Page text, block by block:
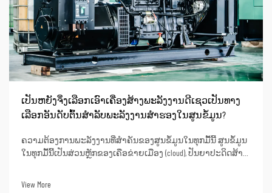
ເປັນຫຍັງຈຶ່ງເລືອກເອົາເຄື່ອງສ້າງພະລັງງານດີເຊວເປັນທາງ
ເລືອກອັນດັບຕົ້ນສຳລັບພະລັງງານສຳຮອງໃນສູນຂໍ້ມູນ?
ຄວາມຕ້ອງການພະລັງງານທີ່ສຳຄັນຂອງສູນຂໍ້ມູນໃນທຸກມື້ນີ້ ສູນຂໍ້ມູນ
ໃນທຸກມື້ນີ້ເປັນສ່ວນຫຼັກຂອງເຄືອຂ່າຍເມືອງ (cloud), ປັນຍາປະດິດສ້າງ
View More